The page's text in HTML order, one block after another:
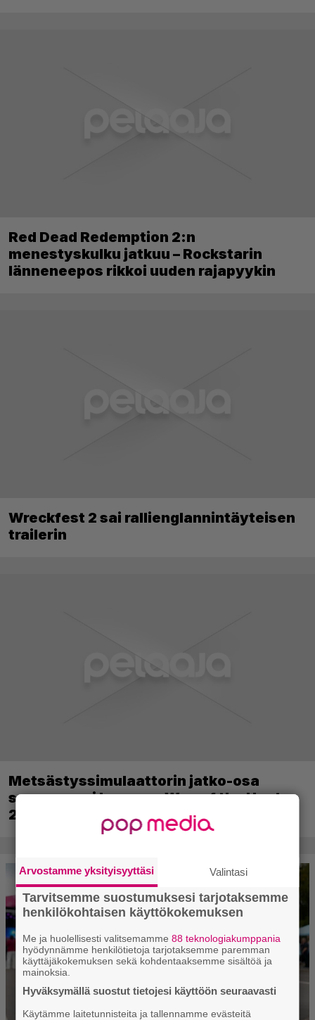
Red Dead Redemption 2:n
menestyskulku jatkuu – Rockstarin
länneneepos rikkoi uuden rajapyykin
Wreckfest 2 sai rallienglannintäyteisen
trailerin
Metsästyssimulaattorin jatko-osa
saapuu ensi kuussa – Way of the Hunter
2 päivättiin
Arvostamme yksityisyyttäsi Valintasi
Tarvitsemme suostumuksesi tarjotaksemme
henkilökohtaisen käyttökokemuksen
Me ja huolellisesti valitsemamme88 teknologiakumppania
hyödynnämme henkilötietoja tarjotaksemme paremman
käyttäjäkokemuksen sekä kohdentaaksemme sisältöä ja
mainoksia.
Hyväksymällä suostut tietojesi käyttöön seuraavasti
Käytämme laitetunnisteita ja tallennamme evästeitä